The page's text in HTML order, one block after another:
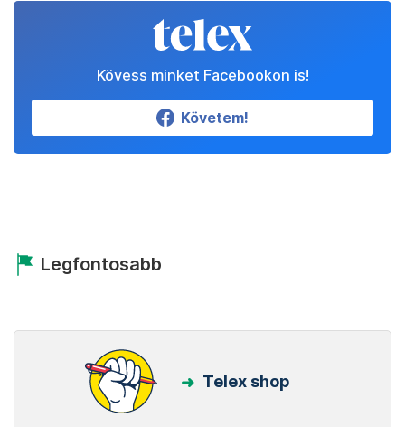
Kövess minket Facebookon is!
Követem!
Legfontosabb
Telex shop